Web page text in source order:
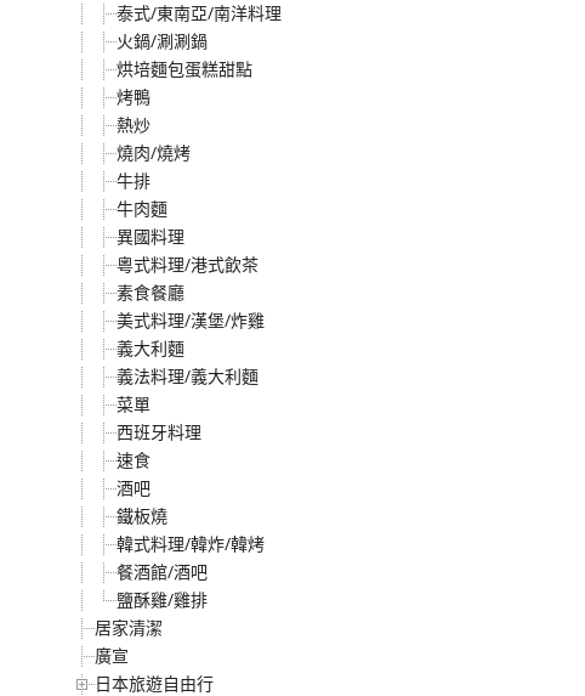
泰式/東南亞/南洋料理
火鍋/涮涮鍋
烘培麵包蛋糕甜點
烤鴨
熱炒
燒肉/燒烤
牛排
牛肉麵
異國料理
粵式料理/港式飲茶
素食餐廳
美式料理/漢堡/炸雞
義大利麵
義法料理/義大利麵
菜單
西班牙料理
速食
酒吧
鐵板燒
韓式料理/韓炸/韓烤
餐酒館/酒吧
鹽酥雞/雞排
居家清潔
廣宣
日本旅遊自由行